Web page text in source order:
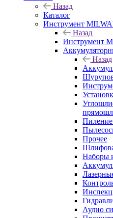
Назад
Каталог
Инструмент
Назад
Инструмент
Назад
Пиление
Прочее
Наборы
Аудио